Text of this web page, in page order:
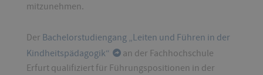
mitzunehmen.
Der Bachelorstudiengang „Leiten und Führen in der
Kindheitspädagogik“
an der Fachhochschule
Erfurt qualifiziert für Führungspositionen in der